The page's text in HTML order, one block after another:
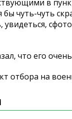
в
чуть-чуть
увидеться,
что его
отбора на